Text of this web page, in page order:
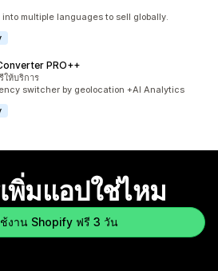
multiple languages to sell globally.
PRO++
ห้บริการ
switcher by geolocation +AI Analytics
พิ่มแอปใช่ไหม
งาน Shopify ฟรี 3 วัน